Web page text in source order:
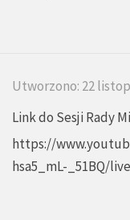
Utworzono: 22
Link do Sesji Rady
https://
hsa5_mL-_51BQ/live